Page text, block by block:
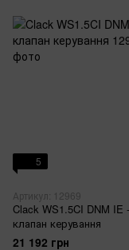
5
Артикул: 12969
Clack WS1.5CI DNM IE -
клапан керування
21 192 грн